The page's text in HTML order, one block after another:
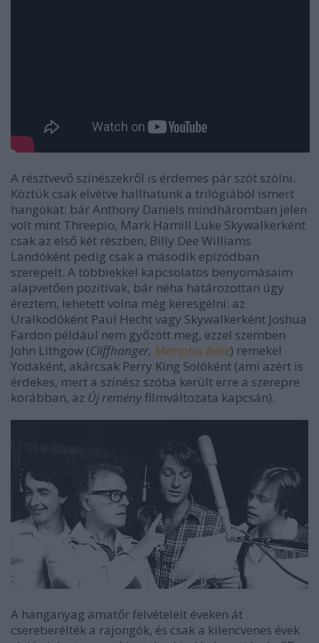
A résztvevő színészekről is érdemes pár szót szólni.
Köztük csak elvétve hallhatunk a trilógiából ismert
hangokat: bár Anthony Daniels mindháromban jelen
volt mint Threepio, Mark Hamill Luke Skywalkerként
csak az első két részben, Billy Dee Williams
Landóként pedig csak a második epizódban
szerepelt. A többiekkel kapcsolatos benyomásaim
alapvetően pozitívak, bár néha határozottan úgy
éreztem, lehetett volna még keresgélni: az
Uralkodóként Paul Hecht vagy Skywalkerként Joshua
Fardon például nem győzött meg, ezzel szemben
John Lithgow (Cliffhanger, Memphis Belle) remekel
Yodaként, akárcsak Perry King Solóként (ami azért is
érdekes, mert a színész szóba került erre a szerepre
korábban, az Új reményfilmváltozata kapcsán).
A hanganyag amatőr felvételeit éveken át
csereberélték a rajongók, és csak a kilencvenes évek